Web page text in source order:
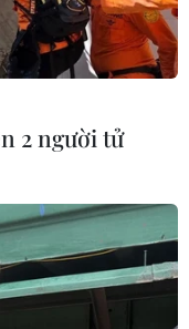
2 người tử